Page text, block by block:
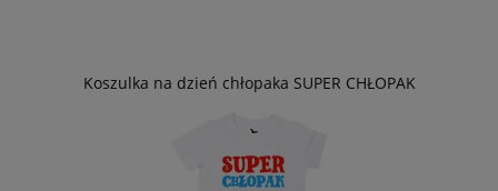
Koszulka na dzień chłopaka SUPER CHŁOPAK